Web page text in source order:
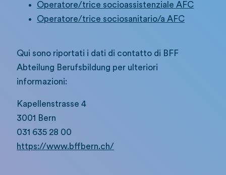
Operatore/trice socioassistenziale AFC
Operatore/trice sociosanitario/a AFC
Qui sono riportati i dati di contatto di BFF
Abteilung Berufsbildung per ulteriori
informazioni:
Kapellenstrasse 4
3001 Bern
031 635 28 00
https://www.bffbern.ch/